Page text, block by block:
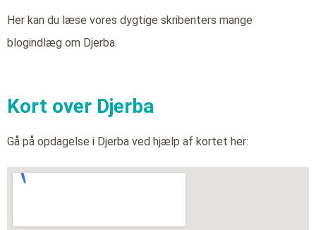
Her kan du læse vores dygtige skribenters mange
blogindlæg om Djerba.
Kort over Djerba
Gå på opdagelse i Djerba ved hjælp af kortet her: